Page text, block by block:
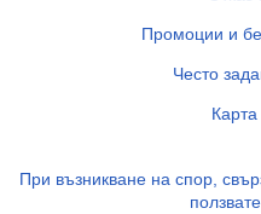
Промоции и
Често
При възникване на спор,